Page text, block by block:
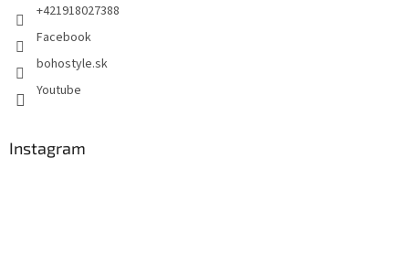
+421918027388
Facebook
bohostyle.sk
Youtube
Instagram